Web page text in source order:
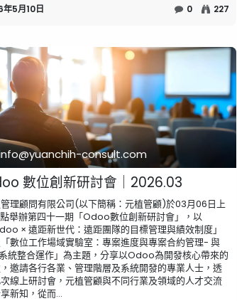
年5月10日 0 227
consult.com
數位創新研討會｜2026.03
理顧問有限公司(以下簡稱：元植管顧)於03月06日上
舉辦第四十一期「Odoo數位創新研討會」，以
× 遠距新世代：遠距團隊的目標管理與績效制度」
數位工作場域實驗室：專案進度與專案合約管理- 與
統整合運作」為主題，分享以Odoo為開發核心帶來的
邀請各行各業、管理階層及系統開發的專業人士，透
線上研討會，元植管顧與不同行業及領域的人才交流
新知，從而...